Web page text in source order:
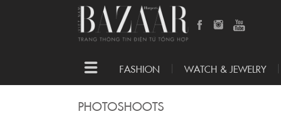
Toggle
navigation
FASHION WATCH & JEWELRY
PHOTOSHOOTS